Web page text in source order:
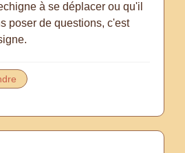
à se déplacer ou qu'il
poser de questions, c'est